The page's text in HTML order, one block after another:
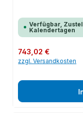
Verfügbar,
Kalendertagen
Regulärer Preis:
743,02 €
zzgl. Versandkosten